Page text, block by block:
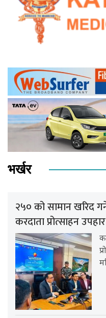
भर्खर
२५० को सामान खरिद
करदाता प्रोत्साहन उपहार